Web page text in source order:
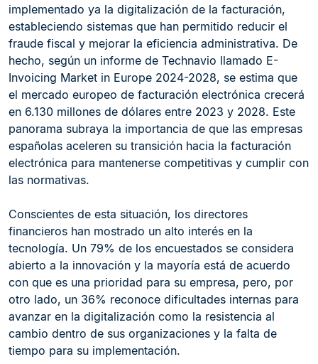
implementado ya la digitalización de la facturación,
estableciendo sistemas que han permitido reducir el
fraude fiscal y mejorar la eficiencia administrativa. De
hecho, según un informe de Technavio llamado E-
Invoicing Market in Europe 2024-2028, se estima que
el mercado europeo de facturación electrónica crecerá
en 6.130 millones de dólares entre 2023 y 2028. Este
panorama subraya la importancia de que las empresas
españolas aceleren su transición hacia la facturación
electrónica para mantenerse competitivas y cumplir con
las normativas.
Conscientes de esta situación, los directores
financieros han mostrado un alto interés en la
tecnología. Un 79% de los encuestados se considera
abierto a la innovación y la mayoría está de acuerdo
con que es una prioridad para su empresa, pero, por
otro lado, un 36% reconoce dificultades internas para
avanzar en la digitalización como la resistencia al
cambio dentro de sus organizaciones y la falta de
tiempo para su implementación.